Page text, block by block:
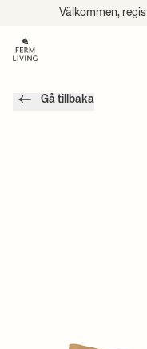
Hoppa till innehåll
Välkommen,
Gå tillbaka